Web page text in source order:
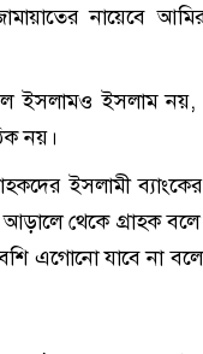
নায়েবে আমির
ইসলামও ইসলাম নয়,
নয়।
ইসলামী ব্যাংকের
আড়ালে থেকে গ্রাহক
এগোনো যাবে না